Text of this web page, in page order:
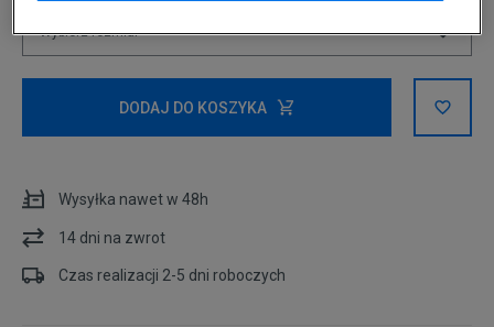
Wybierz rozmiar
36 2/3 22,5 cm
37 1/3 23 cm
DODAJ DO KOSZYKA
Wysyłka nawet w 48h
14 dni na zwrot
Czas realizacji 2-5 dni roboczych